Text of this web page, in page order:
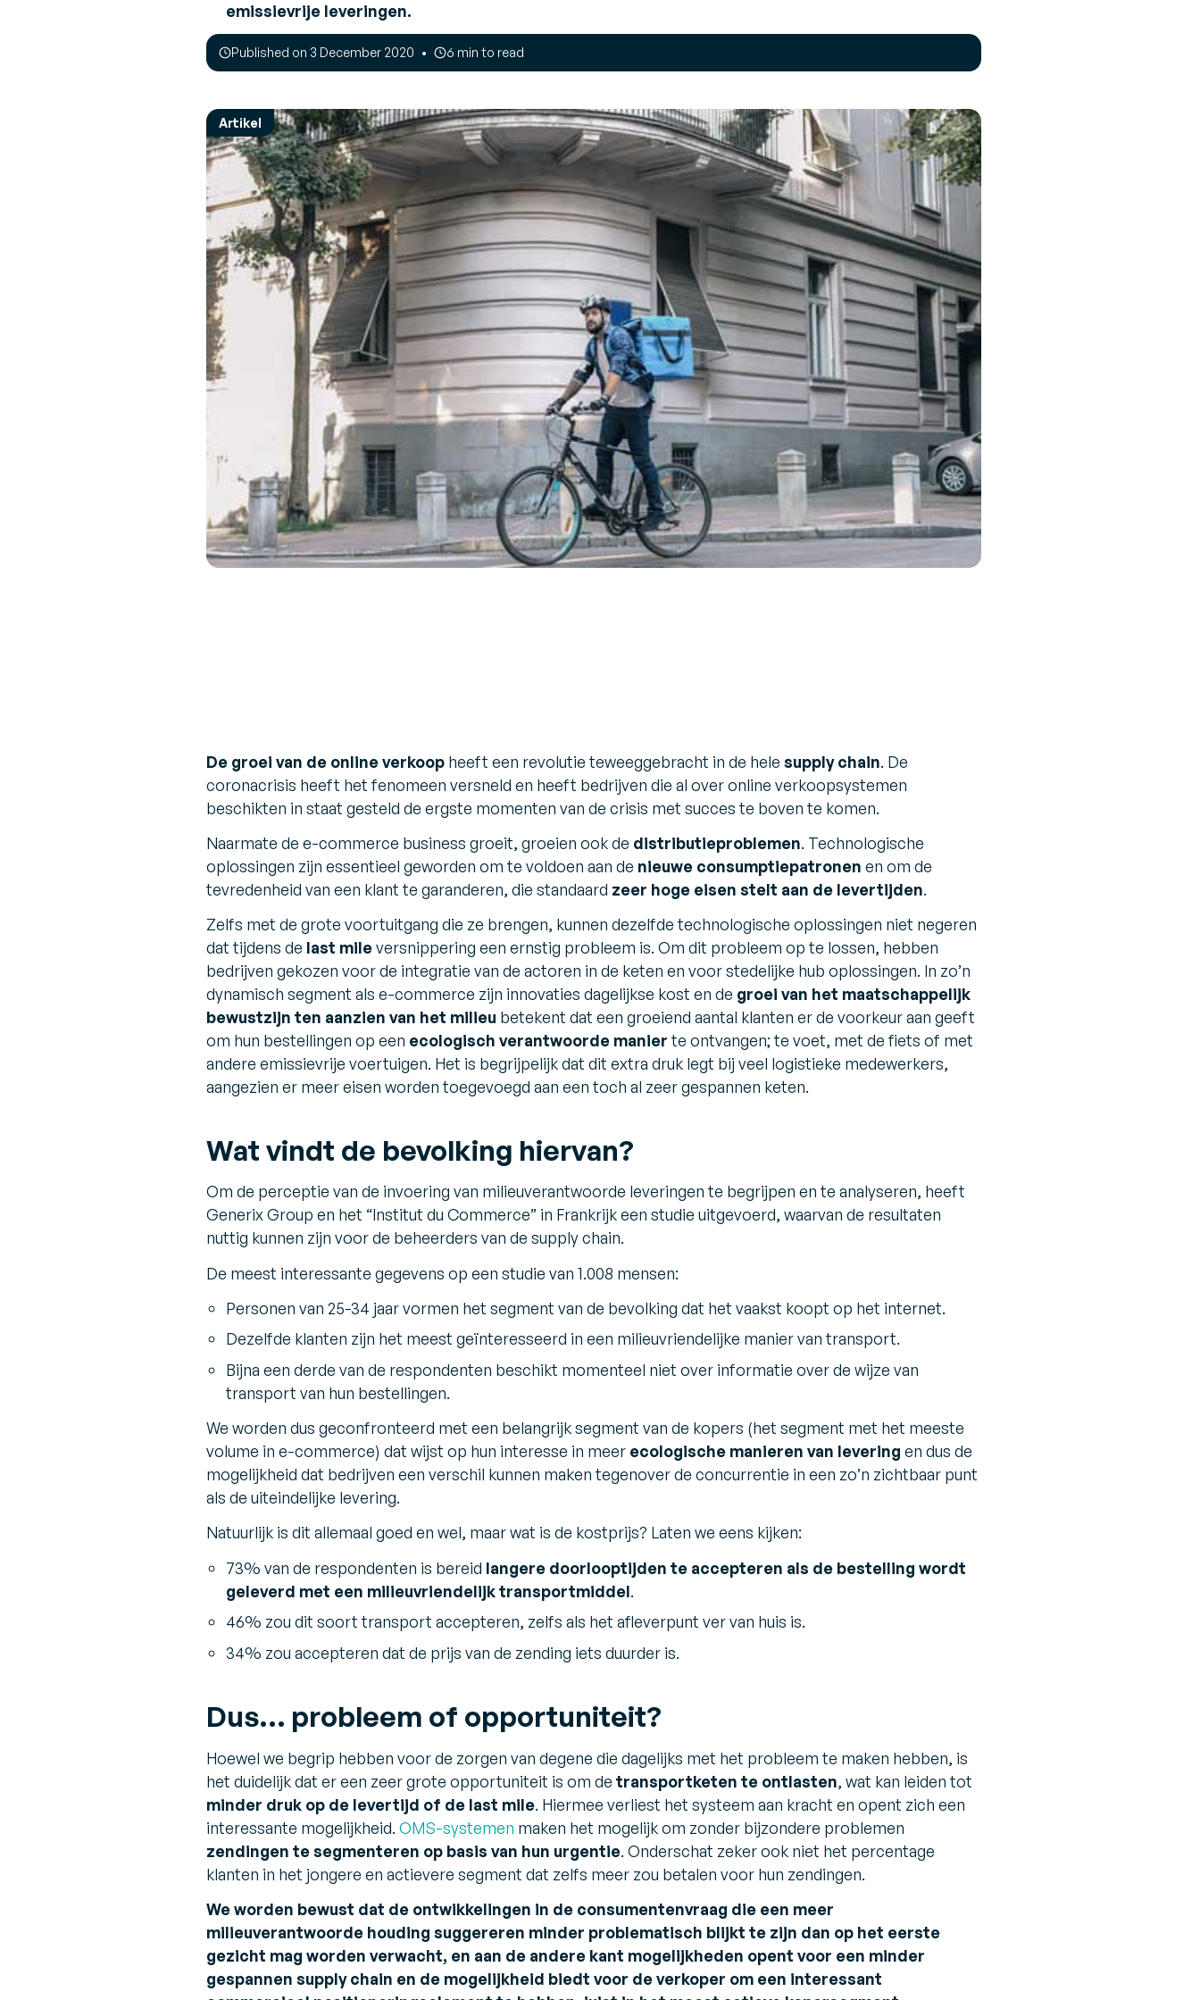
Vendor Management
Inventory (VMI)
Blader door de nieuwste persberichten en
Over Ons
Expert Opinies
over uitdagingen en oplossingen in de sector
emissievrije leveringen.
Published on 3 December 2020 6 min to read
Artikel
SUMMARY
Blader door meer content
Klaar om de goederen- en gegevensstroom in uw supply chain te optimaliseren?
De groei van de online verkoop heeft een revolutie teweeggebracht in de hele supply chain. De
coronacrisis heeft het fenomeen versneld en heeft bedrijven die al over online verkoopsystemen
beschikten in staat gesteld de ergste momenten van de crisis met succes te boven te komen.
Naarmate de e-commerce business groeit, groeien ook de distributieproblemen. Technologische
oplossingen zijn essentieel geworden om te voldoen aan de nieuwe consumptiepatronen en om de
tevredenheid van een klant te garanderen, die standaard zeer hoge eisen stelt aan de levertijden.
Zelfs met de grote voortuitgang die ze brengen, kunnen dezelfde technologische oplossingen niet negeren
dat tijdens de last mileversnippering een ernstig probleem is. Om dit probleem op te lossen, hebben
bedrijven gekozen voor de integratie van de actoren in de keten en voor stedelijke hub oplossingen. In zo’n
dynamisch segment als e-commerce zijn innovaties dagelijkse kost en de groei van het maatschappelijk
bewustzijn ten aanzien van het milieu betekent dat een groeiend aantal klanten er de voorkeur aan geeft
om hun bestellingen op een ecologisch verantwoorde manier te ontvangen; te voet, met de fiets of met
andere emissievrije voertuigen. Het is begrijpelijk dat dit extra druk legt bij veel logistieke medewerkers,
aangezien er meer eisen worden toegevoegd aan een toch al zeer gespannen keten.
Wat vindt de bevolking hiervan?
Om de perceptie van de invoering van milieuverantwoorde leveringen te begrijpen en te analyseren, heeft
Generix Group en het “Institut du Commerce” in Frankrijk een studie uitgevoerd, waarvan de resultaten
nuttig kunnen zijn voor de beheerders van de supply chain.
De meest interessante gegevens op een studie van 1.008 mensen:
Personen van 25-34 jaar vormen het segment van de bevolking dat het vaakst koopt op het internet.
Dezelfde klanten zijn het meest geïnteresseerd in een milieuvriendelijke manier van transport.
Bijna een derde van de respondenten beschikt momenteel niet over informatie over de wijze van
transport van hun bestellingen.
We worden dus geconfronteerd met een belangrijk segment van de kopers (het segment met het meeste
volume in e-commerce) dat wijst op hun interesse in meer ecologische manieren van levering en dus de
mogelijkheid dat bedrijven een verschil kunnen maken tegenover de concurrentie in een zo’n zichtbaar punt
als de uiteindelijke levering.
Natuurlijk is dit allemaal goed en wel, maar wat is de kostprijs? Laten we eens kijken:
73% van de respondenten is bereid langere doorlooptijden te accepteren als de bestelling wordt
geleverd met een milieuvriendelijk transportmiddel.
46% zou dit soort transport accepteren, zelfs als het afleverpunt ver van huis is.
34% zou accepteren dat de prijs van de zending iets duurder is.
Dus… probleem of opportuniteit?
Hoewel we begrip hebben voor de zorgen van degene die dagelijks met het probleem te maken hebben, is
het duidelijk dat er een zeer grote opportuniteit is om de transportketen te ontlasten, wat kan leiden tot
minder druk op de levertijd of de last mile. Hiermee verliest het systeem aan kracht en opent zich een
interessante mogelijkheid. OMS-systemen maken het mogelijk om zonder bijzondere problemen
zendingen te segmenteren op basis van hun urgentie. Onderschat zeker ook niet het percentage
klanten in het jongere en actievere segment dat zelfs meer zou betalen voor hun zendingen.
We worden bewust dat de ontwikkelingen in de consumentenvraag die een meer
milieuverantwoorde houding suggereren minder problematisch blijkt te zijn dan op het eerste
gezicht mag worden verwacht, en aan de andere kant mogelijkheden opent voor een minder
gespannen supply chain en de mogelijkheid biedt voor de verkoper om een interessant